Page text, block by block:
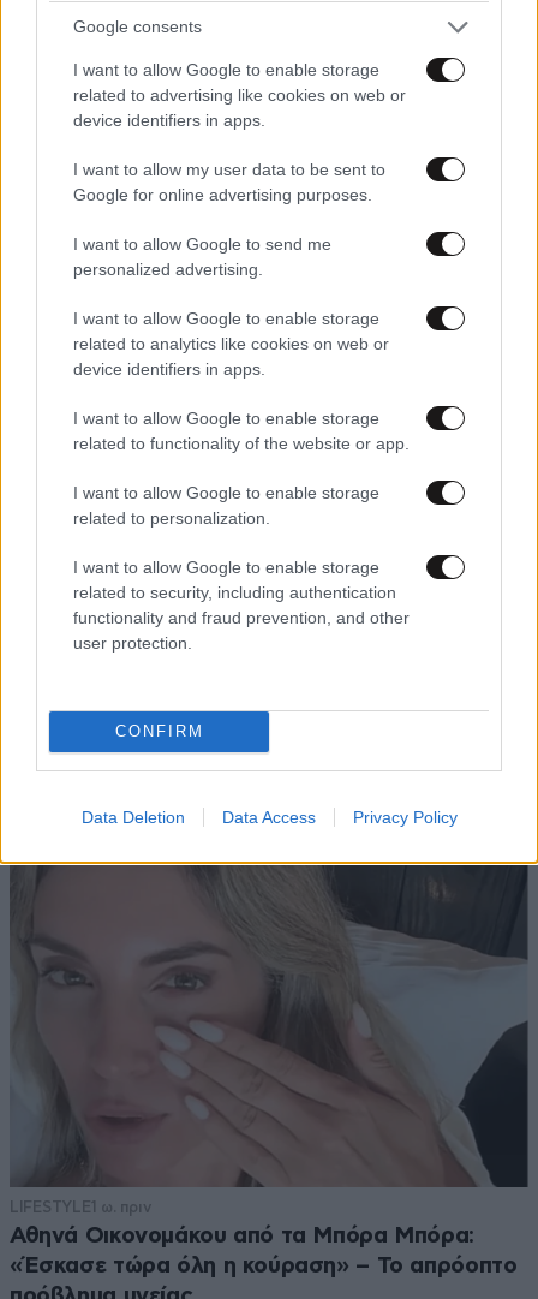
Google consents
I want to allow Google to enable storage
related to advertising like cookies on web or
device identifiers in apps.
I want to allow my user data to be sent to
Google for online advertising purposes.
I want to allow Google to send me
personalized advertising.
I want to allow Google to enable storage
related to analytics like cookies on web or
device identifiers in apps.
I want to allow Google to enable storage
related to functionality of the website or app.
I want to allow Google to enable storage
related to personalization.
I want to allow Google to enable storage
related to security, including authentication
functionality and fraud prevention, and other
user protection.
CONFIRM
Data Deletion Data Access Privacy Policy
Διαβάστε και ακολουθήστε τους κανόνες σχολιασμού
ΠΡΟΣΘΗΚΗ
laros 26·02·2013 20:34
Σκωτσεζος μοιαζει ο ταλαιπωρος !
TRENDING
LIFESTYLE1 ω. πριν
Αθηνά Οικονομάκου από τα Μπόρα Μπόρα:
«Έσκασε τώρα όλη η κούραση» – Το απρόοπτο